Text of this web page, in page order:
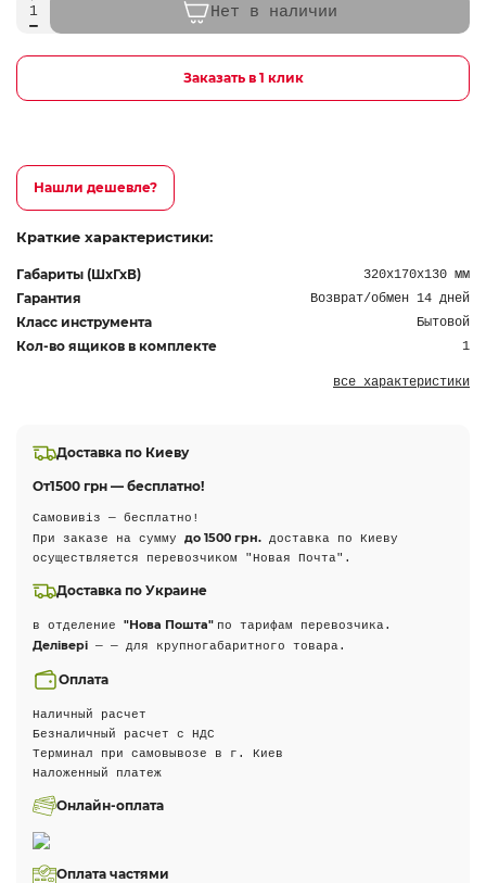
Нет в наличии
Заказать в 1 клик
Нашли дешевле?
Краткие характеристики:
Габариты (ШхГхВ) 320х170х130 мм
Гарантия Возврат/обмен 14 дней
Класс инструмента Бытовой
Кол-во ящиков в комплекте 1
все характеристики
Доставка по Киеву
От1500 грн — бесплатно!
Самовивіз — бесплатно!
При заказе на сумму до 1500 грн. доставка по Киеву
осуществляется перевозчиком "Новая Почта".
Доставка по Украине
в отделение "Нова Пошта" по тарифам перевозчика.
Делівері — — для крупногабаритного товара.
Оплата
Наличный расчет
Безналичный расчет с НДС
Терминал при самовывозе в г. Киев
Наложенный платеж
Онлайн-оплата
Оплата частями